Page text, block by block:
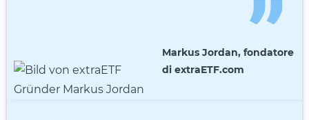
Markus Jordan, fondatore
di extraETF.com